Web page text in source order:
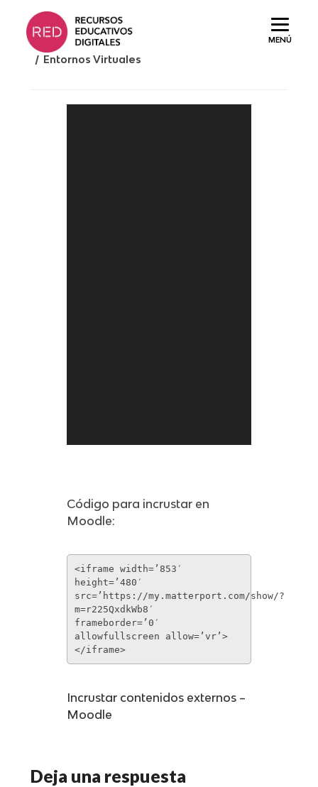
MENÚ
Saltar
contenido.
/ Entornos Virtuales
Código para incrustar en
Moodle:
<iframe width=’853′
height=’480′
src=’https://my.matterport.com/show/?
m=r225QxdkWb8′
frameborder=’0′
allowfullscreen allow=’vr’>
</iframe>
Incrustar contenidos externos –
Moodle
Deja una respuesta